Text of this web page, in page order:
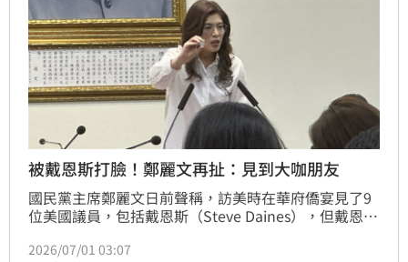
被戴恩斯打臉！鄭麗文再扯：見到大咖朋友
國民黨主席鄭麗文日前聲稱，訪美時在華府僑宴見了9
位美國議員，包括戴恩斯（Steve Daines），但戴恩斯
僚，不是我本人」。鄭麗文今（1日）在中常會上談訪
2026/07/01 03:07